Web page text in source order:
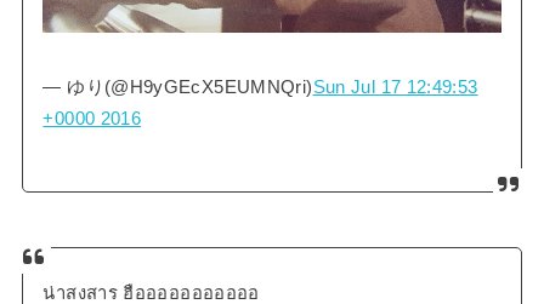
— ゆり(@H9yGEcX5EUMNQri)Sun Jul 17 12:49:53
+0000 2016
น่าสงสาร ฮือออออออออออ